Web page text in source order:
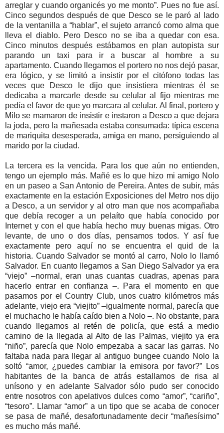
arreglar y cuando organicés yo me monto”. Pues no fue así.
Cinco segundos después de que Desco se le paró al lado
de la ventanilla a “hablar”, el sujeto arrancó como alma que
lleva el diablo. Pero Desco no se iba a quedar con esa.
Cinco minutos después estábamos en plan autopista sur
parando un taxi para ir a buscar al hombre a su
apartamento. Cuando llegamos el portero no nos dejó pasar,
era lógico, y se limitó a insistir por el citófono todas las
veces que Desco le dijo que insistiera mientras él se
dedicaba a marcarle desde su celular al fijo mientras me
pedía el favor de que yo marcara al celular. Al final, portero y
Milo se mamaron de insistir e instaron a Desco a que dejara
la joda, pero la mañesada estaba consumada: típica escena
de mariquita desesperada, amiga en mano, persiguiendo al
marido por la ciudad.
La tercera es la vencida. Para los que aún no entienden,
tengo un ejemplo más. Mañé es lo que hizo mi amigo Nolo
en un paseo a San Antonio de Pereira. Antes de subir, más
exactamente en la estación Exposiciones del Metro nos dijo
a Desco, a un servidor y al otro man que nos acompañaba
que debía recoger a un pelaíto que había conocido por
Internet y con el que había hecho muy buenas migas. Otro
levante, de uno o dos días, pensamos todos. Y así fue
exactamente pero aquí no se encuentra el quid de la
historia. Cuando Salvador se montó al carro, Nolo lo llamó
Salvador. En cuanto llegamos a San Diego Salvador ya era
“viejo” –normal, eran unas cuantas cuadras, apenas para
hacerlo entrar en confianza –. Para el momento en que
pasamos por el Country Club, unos cuatro kilómetros más
adelante, viejo era “viejito” –igualmente normal, parecía que
el muchacho le había caído bien a Nolo –. No obstante, para
cuando llegamos al retén de policía, que está a medio
camino de la llegada al Alto de las Palmas, viejito ya era
“niño”, parecía que Nolo empezaba a sacar las garras. No
faltaba nada para llegar al antiguo bungee cuando Nolo la
soltó “amor, ¿puedes cambiar la emisora por favor?” Los
habitantes de la banca de atrás estallamos de risa al
unísono y en adelante Salvador sólo pudo ser conocido
entre nosotros con apelativos dulces como “amor”, “cariño”,
“tesoro”. Llamar “amor” a un tipo que se acaba de conocer
se pasa de mañé, desafortunadamente decir “mañesísimo”
es mucho más mañé.